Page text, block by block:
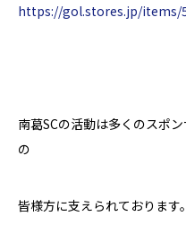
https://gol.stores.jp/items/
南葛SCの活動は多くのスポ
の
皆様方に支えられております。